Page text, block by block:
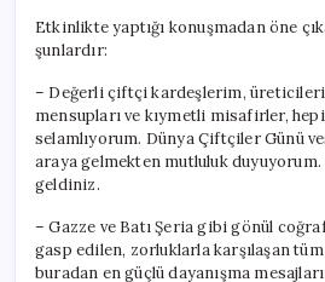
Etkinlikte yaptığı konuşmadan öne
şunlardır:
– Değerli çiftçi kardeşlerim,
mensupları ve kıymetli misafirler,
selamlıyorum. Dünya Çiftçiler Günü
araya gelmekten mutluluk duyuyorum.
geldiniz.
– Gazze ve Batı Şeria gibi gönül
gasp edilen, zorluklarla karşılaşan
buradan en güçlü dayanışma